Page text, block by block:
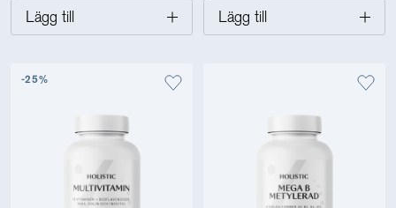
Lägg till Lägg till
-25%